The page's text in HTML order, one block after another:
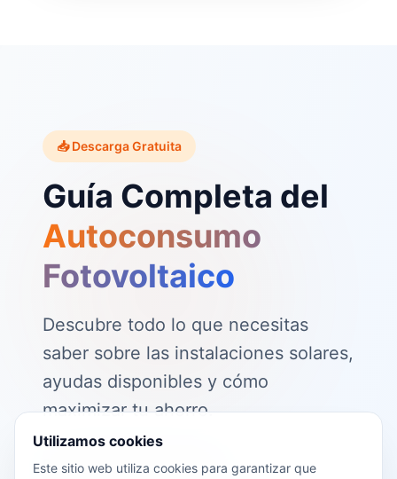
📥 Descarga Gratuita
Guía Completa del
Autoconsumo
Fotovoltaico
Descubre todo lo que necesitas
saber sobre las instalaciones solares,
ayudas disponibles y cómo
maximizar tu ahorro.
📖 Contenido de la guía:
Utilizamos cookies
Este sitio web utiliza cookies para garantizar que